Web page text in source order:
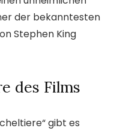
der bekanntesten
Stephen King
des Films
gibt es